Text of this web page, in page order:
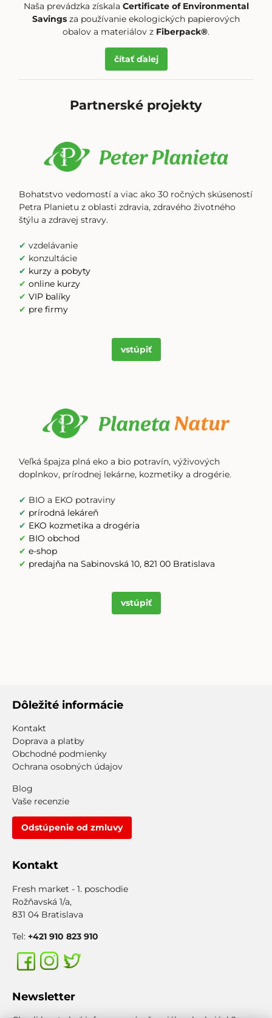
Naša prevádzka získala Certificate of Environmental
Savings za používanie ekologických papierových
obalov a materiálov z Fiberpack®.
čítať ďalej
Partnerské projekty
Bohatstvo vedomostí a viac ako 30 ročných skúseností
Petra Planietu z oblasti zdravia, zdravého životného
štýlu a zdravej stravy.
✔vzdelávanie
✔ konzultácie
✔ kurzy a pobyty
✔online kurzy
✔VIP balíky
✔ pre firmy
vstúpiť
Veľká špajza plná eko a bio potravín, výživových
doplnkov, prírodnej lekárne, kozmetiky a drogérie.
✔ BIO a EKO potraviny
✔ prírodná lekáreň
✔ EKO kozmetika a drogéria
✔ BIO obchod
✔e-shop
✔ predajňa na Sabinovská 10, 821 00 Bratislava
vstúpiť
Dôležité informácie
Kontakt
Doprava a platby
Obchodné podmienky
Ochrana osobných údajov
Blog
Vaše recenzie
Odstúpenie od zmluvy
Kontakt
Fresh market - 1. poschodie
Rožňavská 1/a,
831 04 Bratislava
Tel: +421 910 823 910
Newsletter